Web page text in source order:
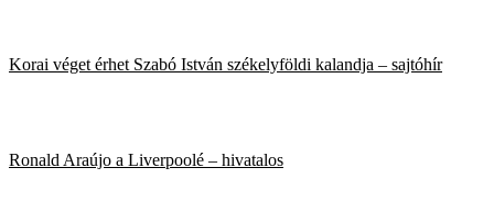
Korai véget érhet Szabó István székelyföldi kalandja – sajtóhír
Ronald Araújo a Liverpoolé – hivatalos